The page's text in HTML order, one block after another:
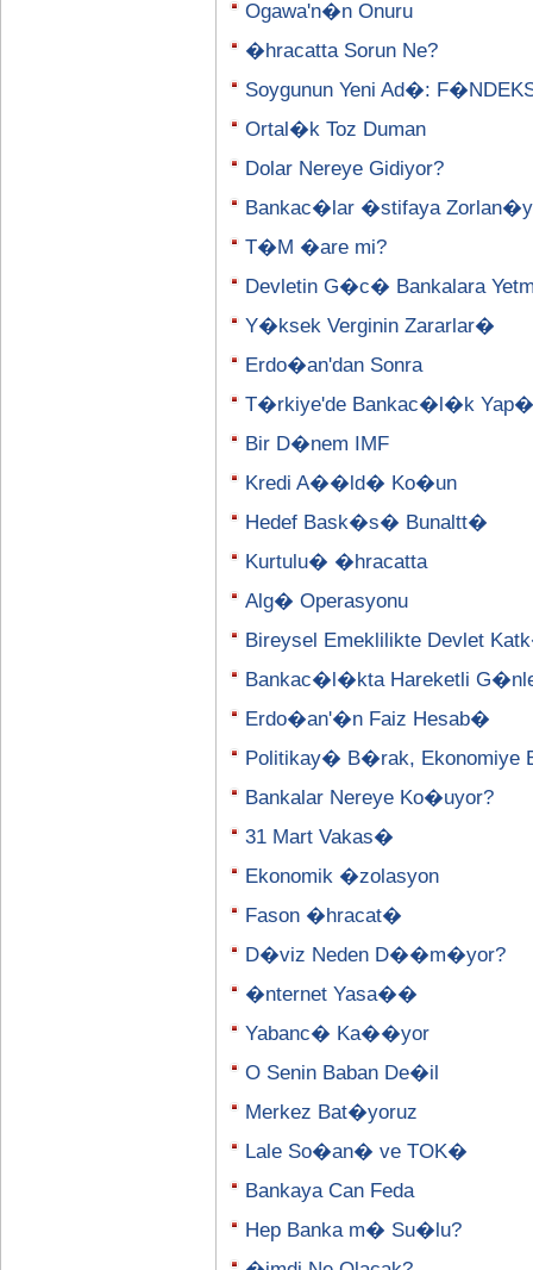
Ogawa'n�n Onuru
�hracatta Sorun Ne?
Soygunun Yeni Ad�:
Ortal�k Toz Duman
Dolar Nereye Gidiyor?
Bankac�lar �stifaya
T�M �are mi?
Devletin G�c� Bankalara
Y�ksek Verginin Zararlar�
Erdo�an'dan Sonra
T�rkiye'de Bankac�l�k
Bir D�nem IMF
Kredi A��ld� Ko�un
Hedef Bask�s� Bunaltt�
Kurtulu� �hracatta
Alg� Operasyonu
Bireysel Emeklilikte Devlet
Bankac�l�kta Hareketli
Erdo�an'�n Faiz Hesab�
Politikay� B�rak, Ekonomiye
Bankalar Nereye Ko�uyor?
31 Mart Vakas�
Ekonomik �zolasyon
Fason �hracat�
D�viz Neden D��m�yor?
�nternet Yasa��
Yabanc� Ka��yor
O Senin Baban De�il
Merkez Bat�yoruz
Lale So�an� ve TOK�
Bankaya Can Feda
Hep Banka m� Su�lu?